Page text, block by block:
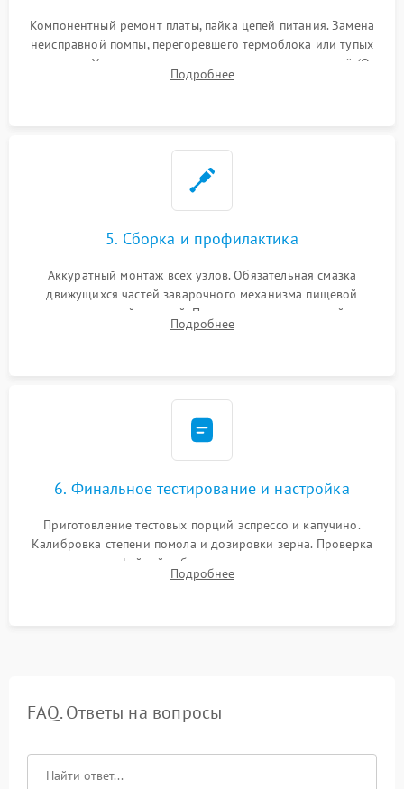
Компонентный ремонт платы, пайка цепей питания. Замена
неисправной помпы, перегоревшего термоблока или тупых
жерновов. Установка новых силиконовых уплотнителей (O-
ring) и тефлоновых трубок для надежного устранения
Подробнее
5. Сборка и профилактика
Аккуратный монтаж всех узлов. Обязательная смазка
движущихся частей заварочного механизма пищевой
силиконовой смазкой. Проведение программной
декальцинации и очистки системы от кофейных масел.
Подробнее
6. Финальное тестирование и настройка
Приготовление тестовых порций эспрессо и капучино.
Калибровка степени помола и дозировки зерна. Проверка
плотности кофейной таблетки, температуры напитка и
качества молочной пены. Контроль отсутствия посторонних
Подробнее
FAQ. Ответы на вопросы